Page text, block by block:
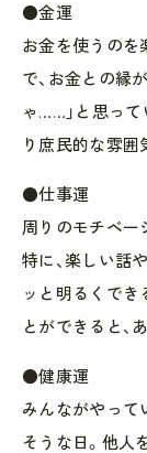
●金運
お金を使うのを
で、お金との縁
ゃ……」と思って
り庶民的な雰囲
●仕事運
周りのモチベー
特に、楽しい話
ッと明るくでき
とができると、
●健康運
みんながやって
そうな日。他人